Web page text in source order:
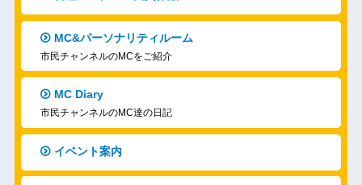
MC&パーソナリティルーム
市民チャンネルのMCをご紹介
MC Diary
市民チャンネルのMC達の日記
イベント案内